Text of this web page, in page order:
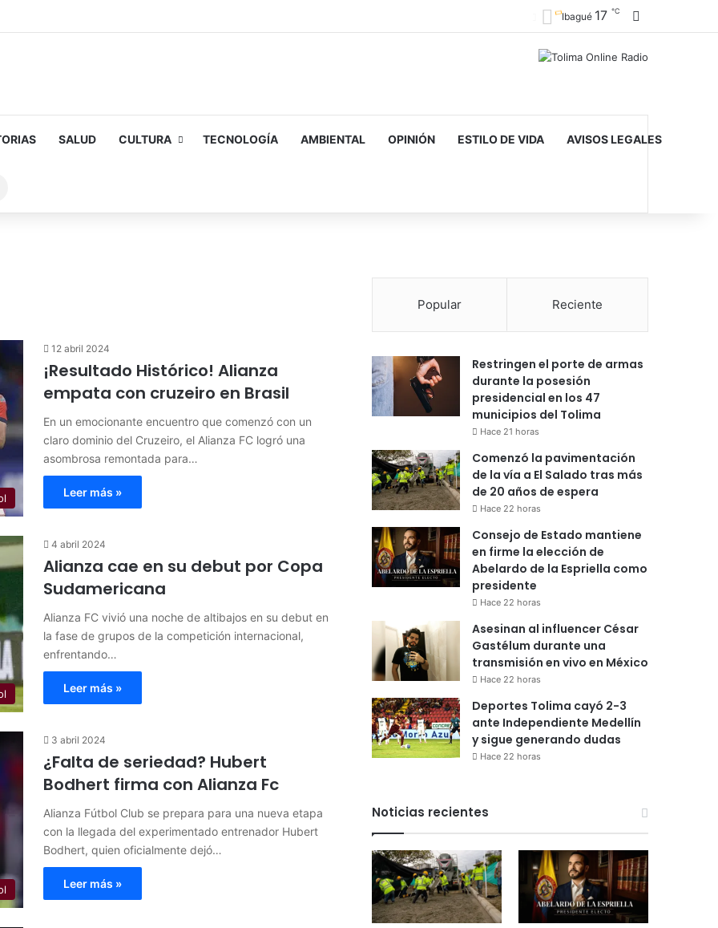
Ibagué 17 ℃
SALUD CULTURA TECNOLOGÍA AMBIENTAL OPINIÓN ESTILO DE VIDA AVISOS LEGALES
12 abril 2024
¡Resultado Histórico! Alianza
empata con cruzeiro en Brasil
En un emocionante encuentro que comenzó con un
claro dominio del Cruzeiro, el Alianza FC logró una
asombrosa remontada para…
Leer más »
4 abril 2024
Alianza cae en su debut por Copa
Sudamericana
Alianza FC vivió una noche de altibajos en su debut en
la fase de grupos de la competición internacional,
enfrentando…
Leer más »
3 abril 2024
¿Falta de seriedad? Hubert
Bodhert firma con Alianza Fc
Alianza Fútbol Club se prepara para una nueva etapa
con la llegada del experimentado entrenador Hubert
Bodhert, quien oficialmente dejó…
Leer más »
Popular Reciente
Restringen el porte de armas
durante la posesión
presidencial en los 47
municipios del Tolima
Hace 21 horas
Comenzó la pavimentación
de la vía a El Salado tras más
de 20 años de espera
Hace 22 horas
Consejo de Estado mantiene
en firme la elección de
Abelardo de la Espriella como
presidente
Hace 22 horas
Asesinan al influencer César
Gastélum durante una
transmisión en vivo en México
Hace 22 horas
Deportes Tolima cayó 2-3
ante Independiente Medellín
y sigue generando dudas
Hace 22 horas
Noticias recientes